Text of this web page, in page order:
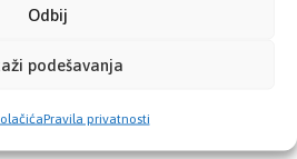
Odbij
podešavanja
Pravila privatnosti
osiguranja Kantona